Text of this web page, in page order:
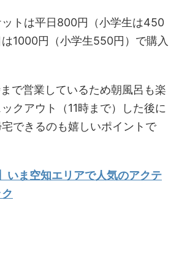
トは平日800円（小学生は450
1000円（小学生550円）で購入
で営業しているため朝風呂も楽
クアウト（11時まで）した後に
できるのも嬉しいポイントで
ま空知エリアで人気のアクテ